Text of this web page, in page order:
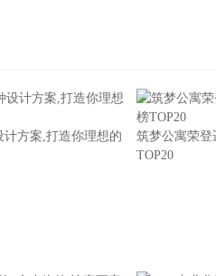
计方案,打造你理想的
筑梦公寓荣
TOP20